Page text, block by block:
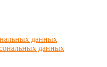
данных
данных